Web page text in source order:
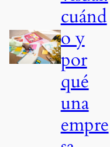
cuánd
o y
por
qué
una
empre